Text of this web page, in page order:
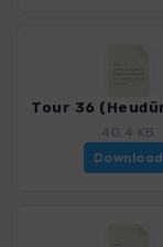
40.4 KB
Download